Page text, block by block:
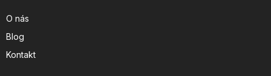
O nás
Blog
Kontakt